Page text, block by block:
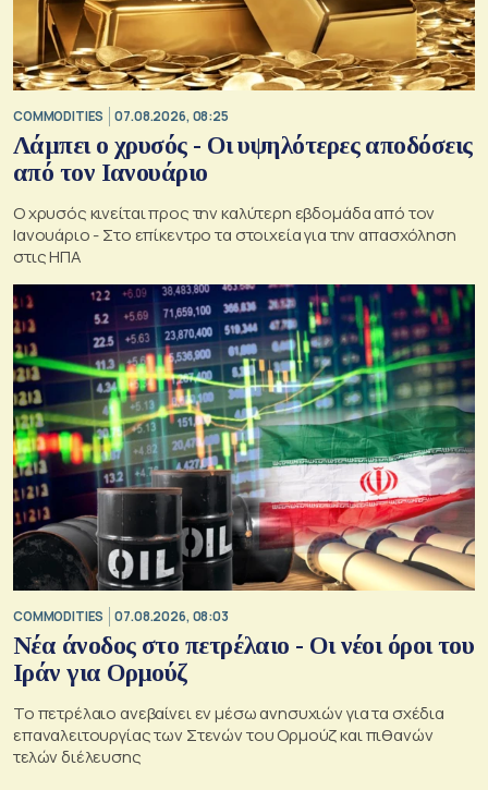
COMMODITIES 07.08.2026, 08:25
Λάμπει ο χρυσός - Οι υψηλότερες αποδόσεις
από τον Ιανουάριο
Ο χρυσός κινείται προς την καλύτερη εβδομάδα από τον
Ιανουάριο - Στο επίκεντρο τα στοιχεία για την απασχόληση
στις ΗΠΑ
COMMODITIES 07.08.2026, 08:03
Νέα άνοδος στο πετρέλαιο - Οι νέοι όροι του
Ιράν για Ορμούζ
Το πετρέλαιο ανεβαίνει εν μέσω ανησυχιών για τα σχέδια
επαναλειτουργίας των Στενών του Ορμούζ και πιθανών
τελών διέλευσης